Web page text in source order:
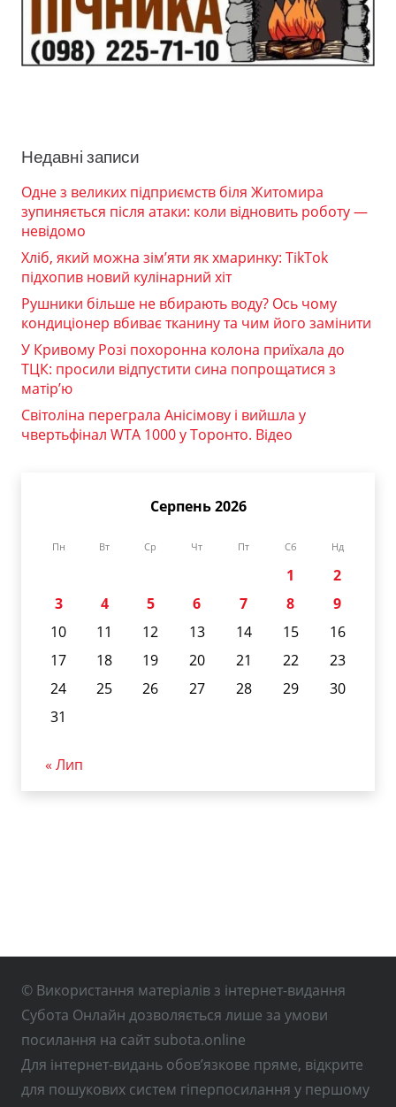
Недавні записи
Одне з великих підприємств біля Житомира
зупиняється після атаки: коли відновить роботу —
невідомо
Хліб, який можна зім’яти як хмаринку: TikTok
підхопив новий кулінарний хіт
Рушники більше не вбирають воду? Ось чому
кондиціонер вбиває тканину та чим його замінити
У Кривому Розі похоронна колона приїхала до
ТЦК: просили відпустити сина попрощатися з
матір’ю
Світоліна переграла Анісімову і вийшла у
чвертьфінал WTA 1000 у Торонто. Відео
Серпень 2026
Пн Вт Ср Чт Пт Сб Нд
1
2
3
4 5 6 7 8
9
10
11 12 13 14 15
16
17
18 19 20 21 22
23
24
25 26 27 28 29
30
31
« Лип
© Використання матеріалів з інтернет-видання
Субота Онлайн дозволяється лише за умови
посилання на сайт subota.online
Для інтернет-видань обов’язкове пряме, відкрите
для пошукових систем гіперпосилання у першому